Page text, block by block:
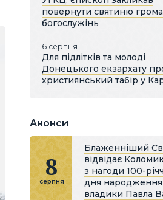
повернути святиню
богослужінь
6 серпня
Для підлітків та молоді
Донецького екзархату
християнський табір у
Анонси
8
серпня
Блаженніший
відвідає
з нагоди 100-
дня народження
владики Павла